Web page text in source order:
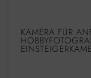
KAMERA FÜR